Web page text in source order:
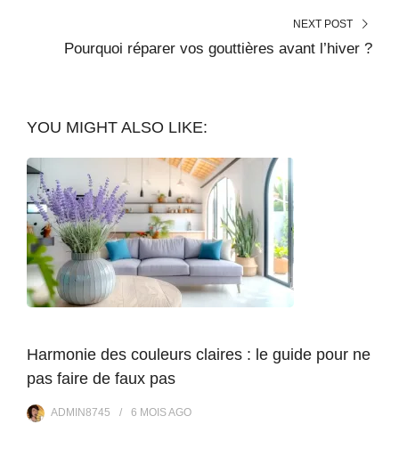
NEXT POST
Pourquoi réparer vos gouttières avant l’hiver ?
YOU MIGHT ALSO LIKE:
Harmonie des couleurs claires : le guide pour ne
pas faire de faux pas
ADMIN8745 6 MOISAGO